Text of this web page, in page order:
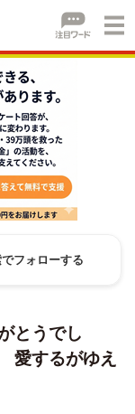
フォローする
とうでし
するがゆえ